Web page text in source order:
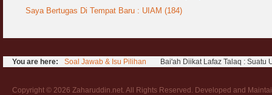
Saya Bertugas Di Tempat Baru : UIAM (184)
You are here: Soal Jawab & Isu Pilihan Bai'ah Diikat Lafaz Talaq : Suatu
Copyright © 2026 Zaharuddin.net. All Rights Reserved. Developed and